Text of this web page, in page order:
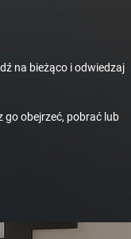
na bieżąco i odwiedzaj
go obejrzeć, pobrać lub